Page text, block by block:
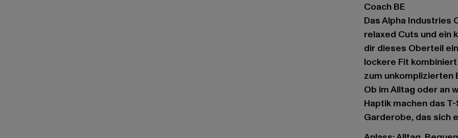
Coach BE
Das Alpha Industries
relaxed Cuts und ein
dir dieses Oberteil
lockere Fit
zum unkomplizierten
Ob im Alltag oder an
Haptik machen das
Garderobe, das sich